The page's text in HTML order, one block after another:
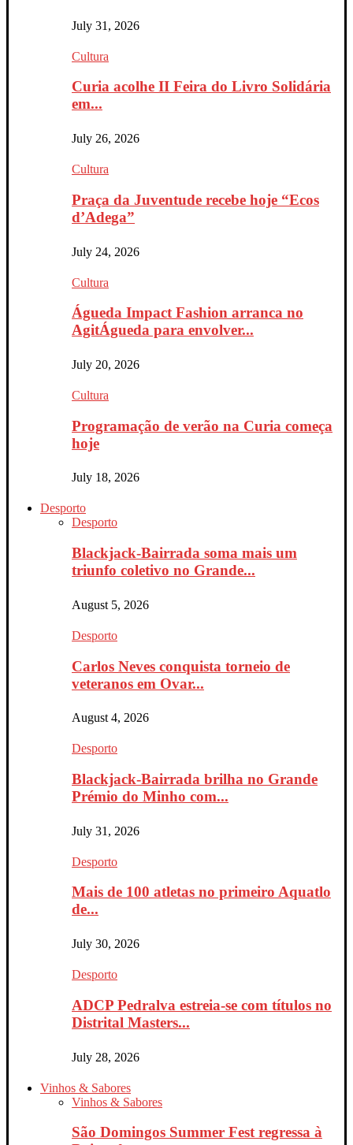
July 31, 2026
Cultura
Curia acolhe II Feira do Livro Solidária
em...
July 26, 2026
Cultura
Praça da Juventude recebe hoje “Ecos
d’Adega”
July 24, 2026
Cultura
Águeda Impact Fashion arranca no
AgitÁgueda para envolver...
July 20, 2026
Cultura
Programação de verão na Curia começa
hoje
July 18, 2026
Desporto
Desporto
Blackjack-Bairrada soma mais um
triunfo coletivo no Grande...
August 5, 2026
Desporto
Carlos Neves conquista torneio de
veteranos em Ovar...
August 4, 2026
Desporto
Blackjack-Bairrada brilha no Grande
Prémio do Minho com...
July 31, 2026
Desporto
Mais de 100 atletas no primeiro Aquatlo
de...
July 30, 2026
Desporto
ADCP Pedralva estreia-se com títulos no
Distrital Masters...
July 28, 2026
Vinhos & Sabores
Vinhos & Sabores
São Domingos Summer Fest regressa à